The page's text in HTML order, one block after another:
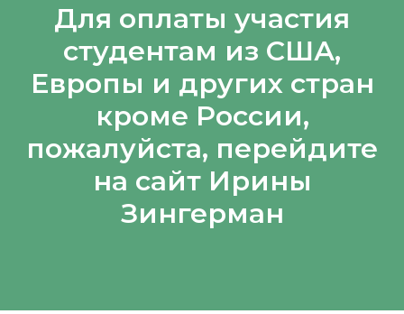
Для оплаты участия
студентам из США,
Европы и других стран
кроме России,
пожалуйста, перейдите
на сайт Ирины
Зингерман